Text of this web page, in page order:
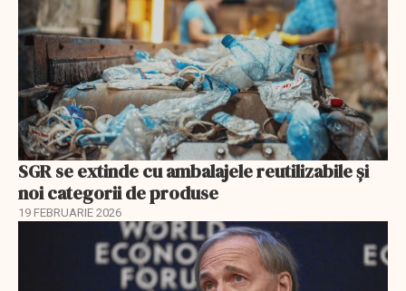
SGR se extinde cu ambalajele reutilizabile și
noi categorii de produse
19 FEBRUARIE 2026